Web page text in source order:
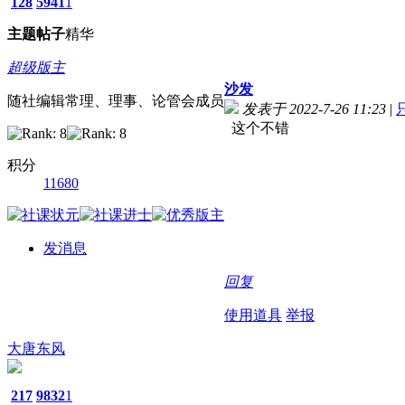
主题帖子精华
超级版主
随社编辑常理、理事、论管会成员
积分
11680
发消息
沙发
发表于 2022-7-26 11:23 |
这个不错
回复
使用道具 举报
大唐东风
217 98321